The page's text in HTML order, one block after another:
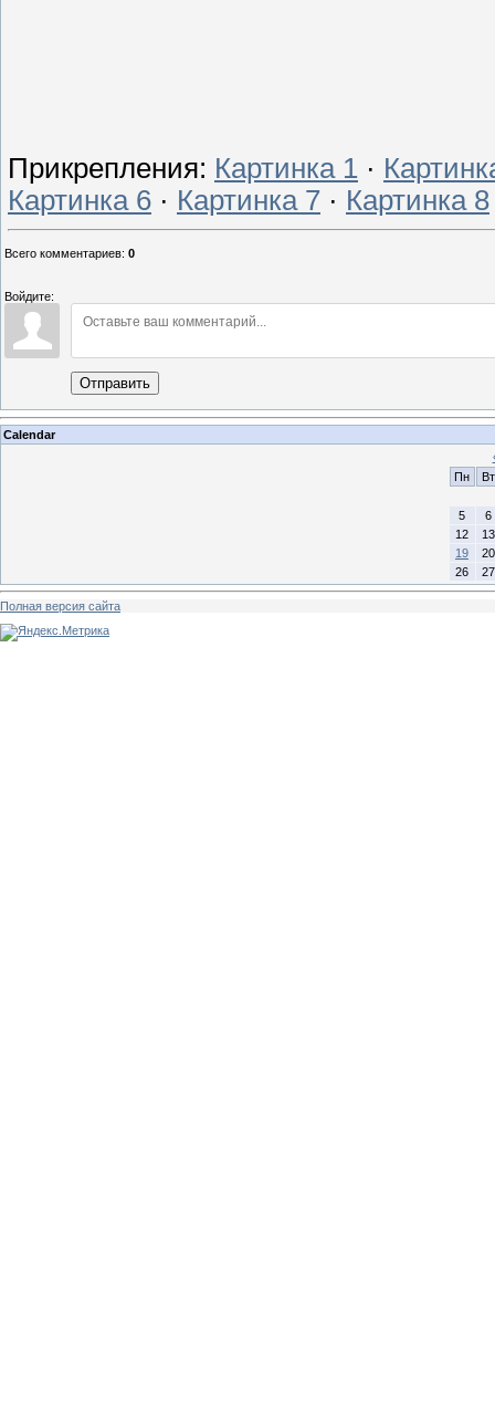
Прикрепления: Картинка 1 ·
Картинка 6 · Картинка 7 · Картинка 8
Всего комментариев: 0
Войдите:
Отправить
Calendar
Пн
Вт
5
6
12
13
19
20
26
27
Полная версия сайта